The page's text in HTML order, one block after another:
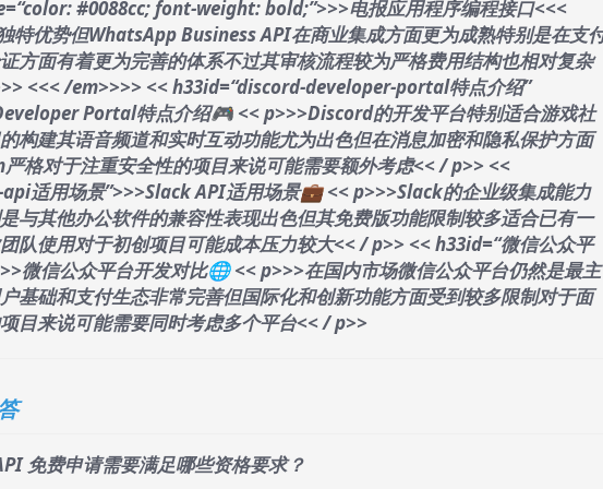
#0088cc; font-weight: bold;”>>>电报应用程序编程接口<<<
特优势但WhatsApp Business API在商业集成方面更为成熟特别是在支
方面有着更为完善的体系不过其审核流程较为严格费用结构也相对复杂
<<< /em>>>> << h33id=“discord-developer-portal特点介绍”
Portal特点介绍🎮 << p>>>Discord的开发平台特别适合游戏社
构建其语音频道和实时互动功能尤为出色但在消息加密和隐私保护方面
格对于注重安全性的项目来说可能需要额外考虑<< / p>> <<
适用场景”>>>Slack API适用场景💼 << p>>>Slack的企业级集成能力
与其他办公软件的兼容性表现出色但其免费版功能限制较多适合已有一
队使用对于初创项目可能成本压力较大<< / p>> << h33id=“微信公众平
微信公众平台开发对比🌐 << p>>>在国内市场微信公众平台仍然是最主
基础和支付生态非常完善但国际化和创新功能方面受到较多限制对于面
目来说可能需要同时考虑多个平台<< / p>>
免费申请需要满足哪些资格要求？